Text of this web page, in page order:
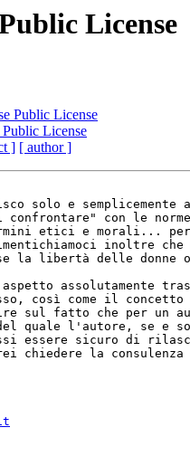
License
Public License
License
] [ author ]
solo e
con le
etici e morali... per
inoltre
la libertà delle
assolutamente
così come il
sul fatto che per un
quale l'autore, se e
essere sicuro di
chiedere la